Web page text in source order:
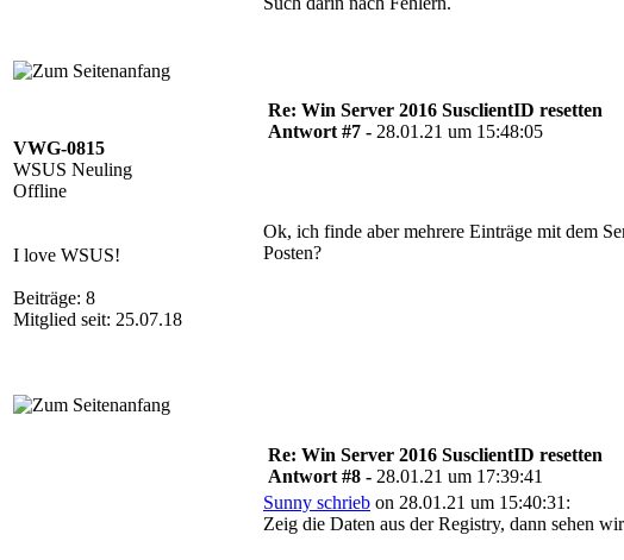
VWG-0815
WSUS Neuling
Offline
I love WSUS!
Beiträge: 8
Mitglied seit: 25.07.18
Re: Win Server 2016 SusclientID resetten
Antwort #7 - 28.01.21 um 15:48:05
Ok, ich finde aber mehrere Einträge mit dem
Posten?
Re: Win Server 2016 SusclientID resetten
Antwort #8 - 28.01.21 um 17:39:41
Sunny schrieb on 28.01.21 um 15:40:31:
Zeig die Daten aus der Registry, dann sehen